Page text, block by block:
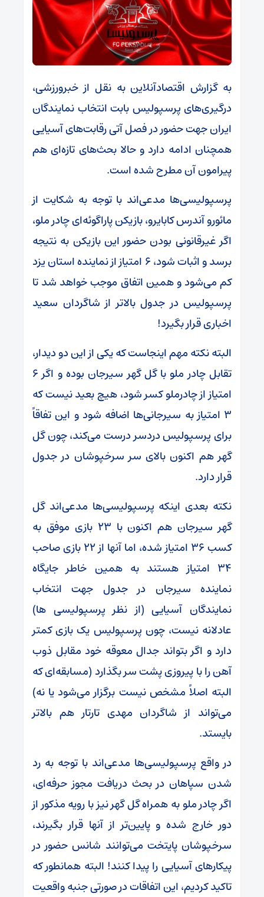
به گزارش اقتصادآنلاین به نقل از خبرورزشی،
درگیری‌های پرسپولیس بابت انتخاب نمایندگان
ایران جهت حضور در فصل آتی رقابت‌های آسیایی
همچنان ادامه دارد و حالا بحث‌های تازه‌ای هم
پیرامون آن مطرح شده است.
پرسپولیسی‌ها مدعی‌اند با توجه به شکایت از
مائورو آندرس کابایرو، بازیکن پاراگوئه‌ای چادر ملو،
اگر غیرقانونی بودن حضور این بازیکن به نتیجه
برسد و اثبات شود، ۶ امتیاز از نماینده استان یزد
کم می‌شود و همین اتفاق موجب خواهد شد تا
پرسپولیس در جدول بالاتر از شاگردان سعید
اخباری قرار بگیرد!
البته نکته مهم اینجاست که یکی از این دو دیدار،
تقابل چادر ملو با گل گهر سیرجان بوده و اگر ۶
امتیاز از چادرملو کسر شود، هیچ بعید نیست که
۳ امتیاز به سیرجانی‌ها اضافه شود و این تفاقاً
برای پرسپولیس دردسر درست می‌کند، چون گل
گهر هم اکنون بالای سر سرخپوشان در جدول
قرار دارد.
نکته بعدی اینکه پرسپولیسی‌ها مدعی‌اند گل
گهر سیرجان هم اکنون با ۲۳ بازی موفق به
کسب ۳۶ امتیاز شده، اما آنها از ۲۲ بازی صاحب
۳۴ امتیاز هستند به همین خاطر جایگاه
نماینده سیرجان در جدول جهت انتخاب
نمایندگان آسیایی (از نظر پرسپولیسی ها)
عادلانه نیست، چون پرسپولیس یک بازی کمتر
دارد و اگر بتواند جدال معوقه خود مقابل ذوب
آهن را با پیروزی پشت سر بگذارد (مسابقه‌ای که
البته اصلاً مشخص نیست برگزار می‌شود یا نه)
می‌تواند از شاگردان مهدی تارتار هم بالاتر
بایستد.
در واقع پرسپولیسی‌ها مدعی‌اند با توجه به رد
شدن سپاهان در بحث دریافت مجوز حرفه‌ای،
اگر چادر ملو به همراه گل گهر نیز با رویه مذکور از
دور خارج شده و پایین‌تر از آنها قرار بگیرند،
سرخپوشان پایتخت می‌توانند شانس حضور در
پیکار‌های آسیایی را پیدا کنند! البته همانطور که
تاکید کردیم، این اتفاقات در صورتی جنبه واقعیت